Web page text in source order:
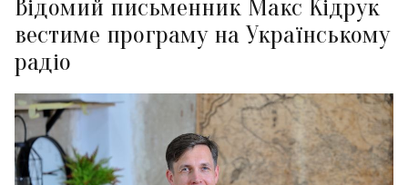
Відомий письменник Макс Кідрук
вестиме програму на Українському
радіо